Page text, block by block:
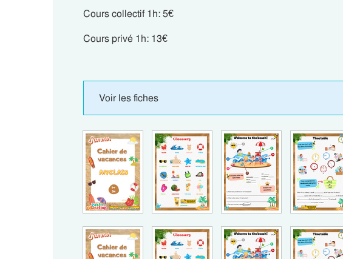
Cours collectif 1h: 5€
Cours privé 1h: 13€
Voir les fiches